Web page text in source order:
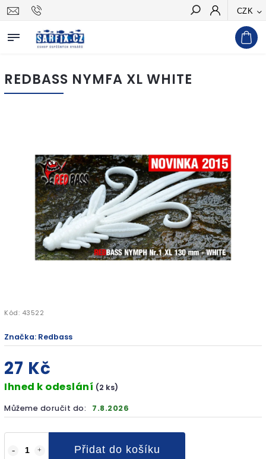
CZK
Hledat
REDBASS NYMFA XL WHITE
Kód: 43522
Značka: Redbass
27 Kč
Ihned k odeslání (2 ks)
Můžeme doručit do: 7.8.2026
Přidat do košíku